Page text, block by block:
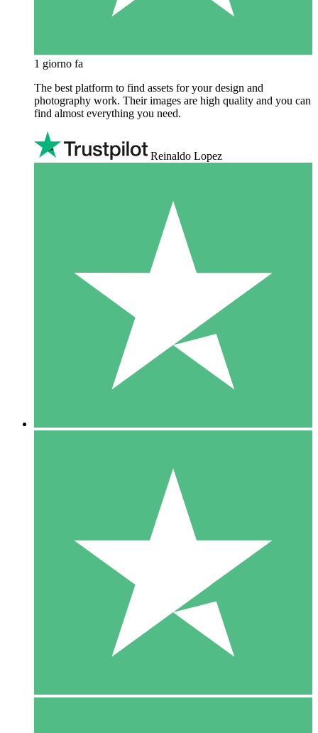
1 giorno fa
The best platform to find assets for your design and
photography work. Their images are high quality and you can
find almost everything you need.
Reinaldo Lopez